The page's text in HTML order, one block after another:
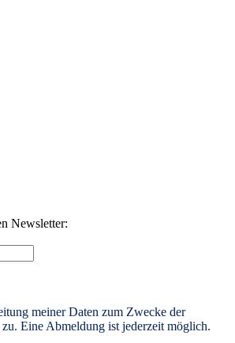
Newsletter:
meiner Daten zum Zwecke der
Eine Abmeldung ist jederzeit möglich.